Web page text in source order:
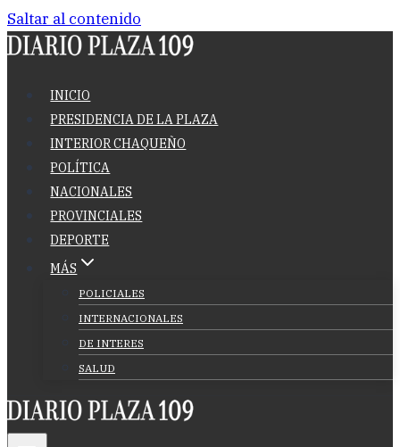
Saltar al contenido
INICIO
PRESIDENCIA DE LA PLAZA
INTERIOR CHAQUEÑO
POLÍTICA
NACIONALES
PROVINCIALES
DEPORTE
MÁS
POLICIALES
INTERNACIONALES
DE INTERES
SALUD